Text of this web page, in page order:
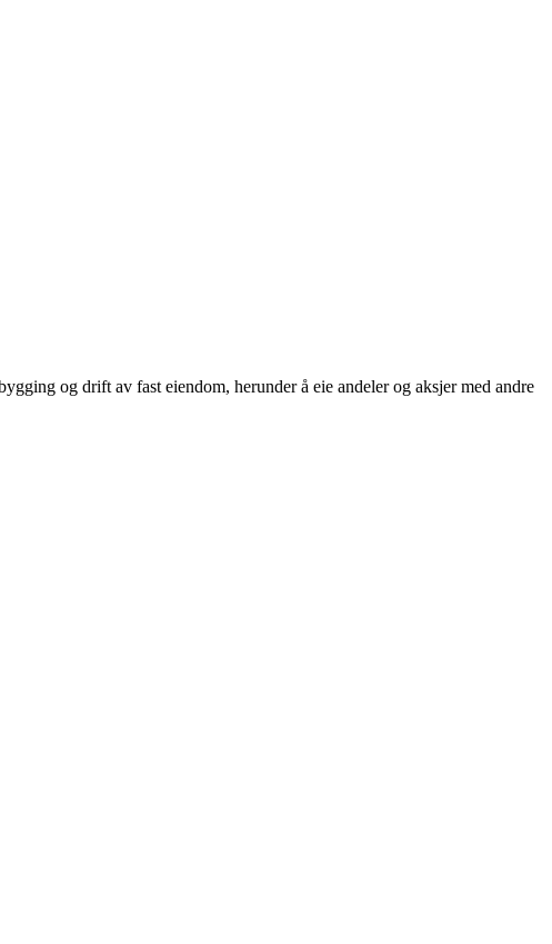
og drift av fast eiendom, herunder å eie andeler og aksjer med andre